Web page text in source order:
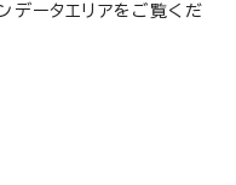
データエリアをご覧くだ